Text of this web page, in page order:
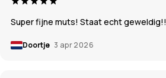
Super fijne muts! Staat echt geweldig!!
Doortje 3 apr 2026